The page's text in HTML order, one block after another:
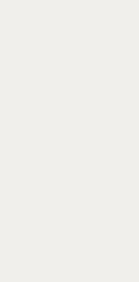
mbH
🌾